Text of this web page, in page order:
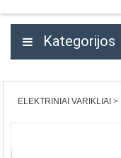
Kategorijos
ELEKTRINIAI VARIKLIAI